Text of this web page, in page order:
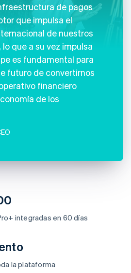
integradas en 60 días
la plataforma
de pagos
que impulsa el
de nuestros
que a su vez impulsa
es fundamental para
futuro de convertirnos
financiero
de los